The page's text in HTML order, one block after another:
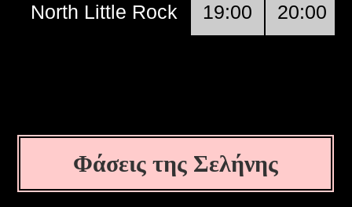
North Little Rock 19:00 20:00
Φάσεις της Σελήνης